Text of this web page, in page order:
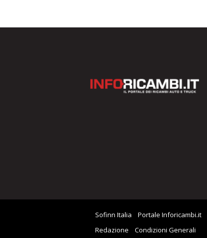
Sofinn Italia Portale Inforicambi.it
Redazione
Condizioni Generali